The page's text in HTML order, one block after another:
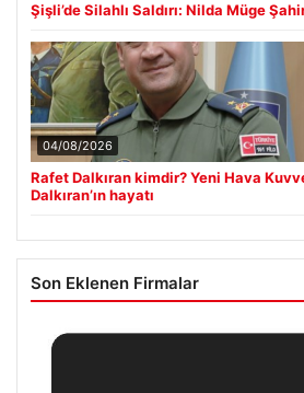
Şişli’de Silahlı Saldırı: Nilda Müge
04/08/2026
Rafet Dalkıran kimdir? Yeni Hava
Dalkıran’ın hayatı
Son Eklenen Firmalar